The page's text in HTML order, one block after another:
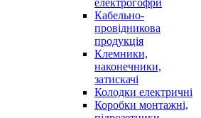
електрогофри
Кабельно-
провідникова
продукція
Клемники,
наконечники,
затискачі
Колодки електричні
Коробки монтажні,